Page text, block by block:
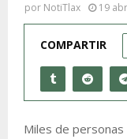
por NotiTlax 19
COMPARTIR
Miles de personas